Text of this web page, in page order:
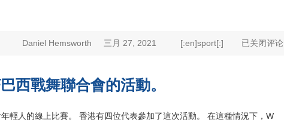
Daniel Hemsworth 三月 27, 2021 [:en]sport[:] 已关闭评论
西戰舞聯合會的活動。
輕人的線上比賽。 香港有四位代表參加了這次活動。 在這種情況下，W